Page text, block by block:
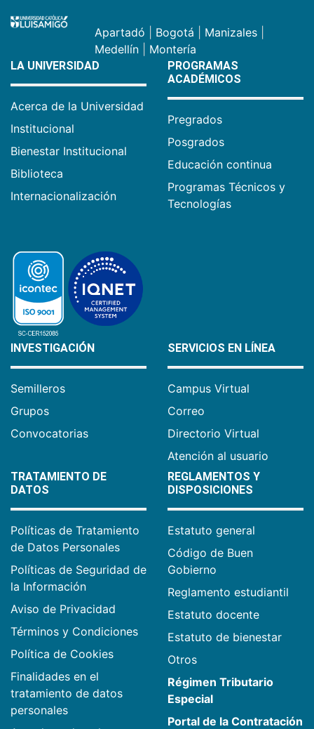
Apartadó Bogotá Manizales
Medellín
Montería
LA UNIVERSIDAD
Acerca de la Universidad
Institucional
Bienestar Institucional
Biblioteca
Internacionalización
PROGRAMAS
ACADÉMICOS
Pregrados
Posgrados
Educación continua
Programas Técnicos y
Tecnologías
INVESTIGACIÓN
Semilleros
Grupos
Convocatorias
SERVICIOS EN LÍNEA
Campus Virtual
Correo
Directorio Virtual
Atención al usuario
TRATAMIENTO DE
DATOS
Políticas de Tratamiento
de Datos Personales
Políticas de Seguridad de
la Información
Aviso de Privacidad
Términos y Condiciones
Política de Cookies
Finalidades en el
tratamiento de datos
personales
REGLAMENTOS Y
DISPOSICIONES
Estatuto general
Código de Buen
Gobierno
Reglamento estudiantil
Estatuto docente
Estatuto de bienestar
Otros
Régimen Tributario
Especial
Portal de la Contratación